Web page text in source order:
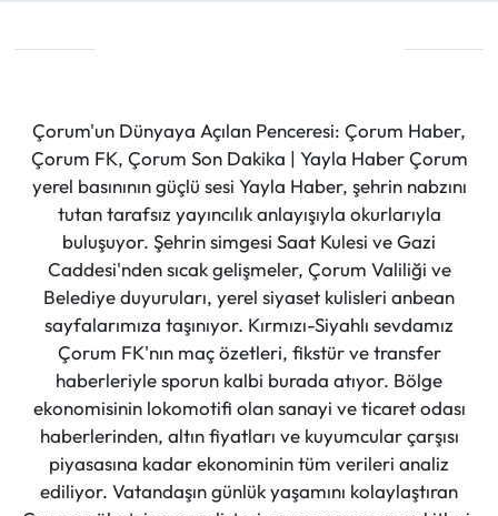
Çorum'un Dünyaya Açılan Penceresi: Çorum Haber,
Çorum FK, Çorum Son Dakika | Yayla Haber Çorum
yerel basınının güçlü sesi Yayla Haber, şehrin nabzını
tutan tarafsız yayıncılık anlayışıyla okurlarıyla
buluşuyor. Şehrin simgesi Saat Kulesi ve Gazi
Caddesi'nden sıcak gelişmeler, Çorum Valiliği ve
Belediye duyuruları, yerel siyaset kulisleri anbean
sayfalarımıza taşınıyor. Kırmızı-Siyahlı sevdamız
Çorum FK'nın maç özetleri, fikstür ve transfer
haberleriyle sporun kalbi burada atıyor. Bölge
ekonomisinin lokomotifi olan sanayi ve ticaret odası
haberlerinden, altın fiyatları ve kuyumcular çarşısı
piyasasına kadar ekonominin tüm verileri analiz
ediliyor. Vatandaşın günlük yaşamını kolaylaştıran